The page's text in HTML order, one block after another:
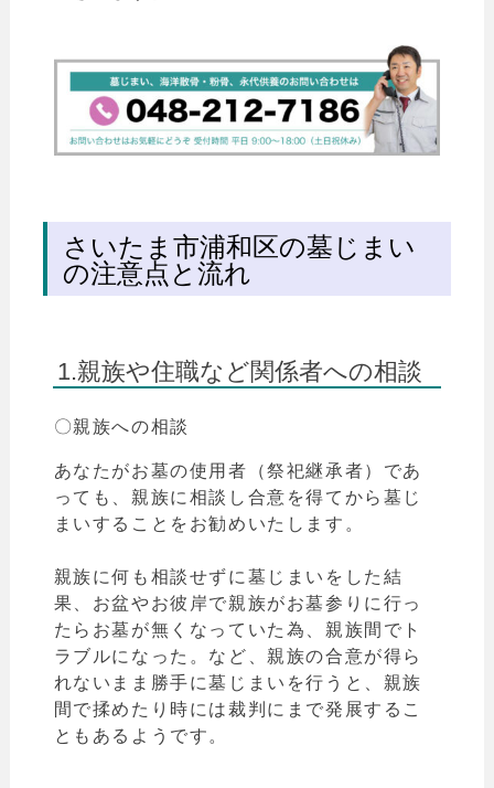
さいたま市浦和区の墓じまい
の注意点と流れ
1.親族や住職など関係者への相談
〇親族への相談
あなたがお墓の使用者（祭祀継承者）であ
っても、親族に相談し合意を得てから墓じ
まいすることをお勧めいたします。
親族に何も相談せずに墓じまいをした結
果、お盆やお彼岸で親族がお墓参りに行っ
たら お墓が無くなっていた為、親族間でト
ラブルになった。など、親族の合意が得ら
れないまま勝手に墓じまいを行うと、親族
間で揉めたり時には裁判にまで発展するこ
ともあるようです。